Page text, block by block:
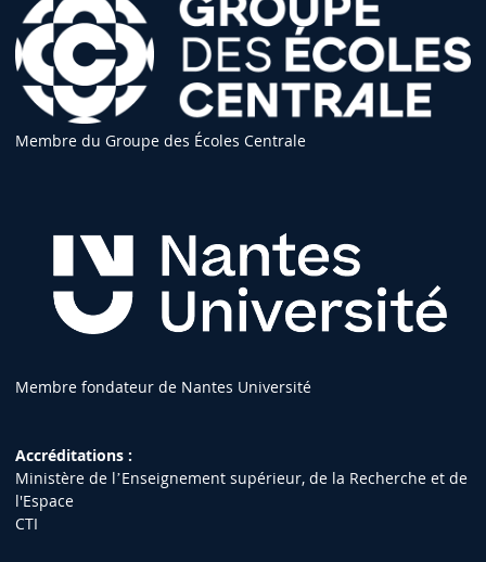
Membre du Groupe des Écoles Centrale
Membre fondateur de Nantes Université
Accréditations :
Ministère de lʼEnseignement supérieur, de la Recherche et de
l'Espace
CTI